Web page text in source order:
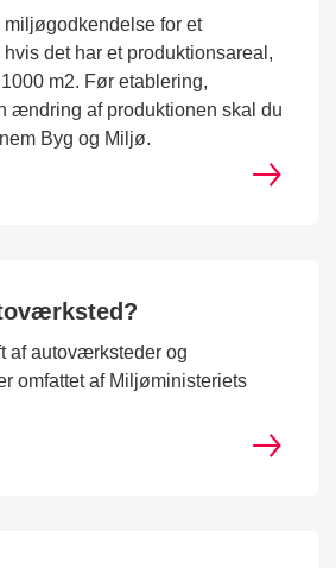
miljøgodkendelse for et
det har et produktionsareal,
m2. Før etablering,
ændring af produktionen skal du
Byg og Miljø.
af autoværksteder og
omfattet af Miljøministeriets